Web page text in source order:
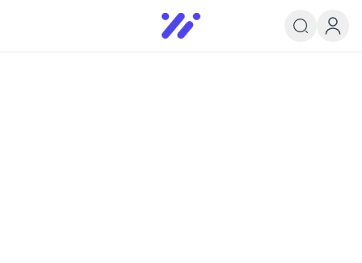
Infoedu
Ta&#039;lim xabarlari va